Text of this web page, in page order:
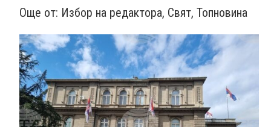
Още от: Избор на редактора, Свят, Топновина